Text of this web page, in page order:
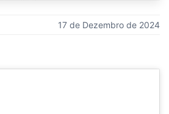
17 de Dezembro de 2024